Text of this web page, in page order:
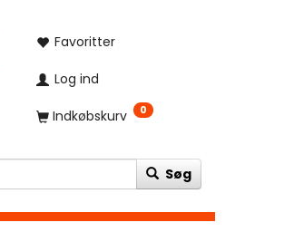
Favoritter
Log ind
Indkøbskurv 0
Søg